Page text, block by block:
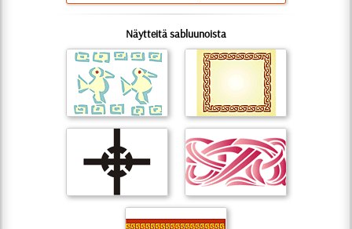
Näytteitä sabluunoista